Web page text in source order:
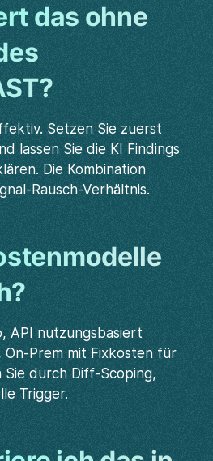
das ohne
Setzen Sie zuerst
lassen Sie die KI Findings
Die Kombination
Rausch-Verhältnis.
API nutzungsbasiert
On‑Prem mit Fixkosten für
Sie durch Diff-Scoping,
Trigger.